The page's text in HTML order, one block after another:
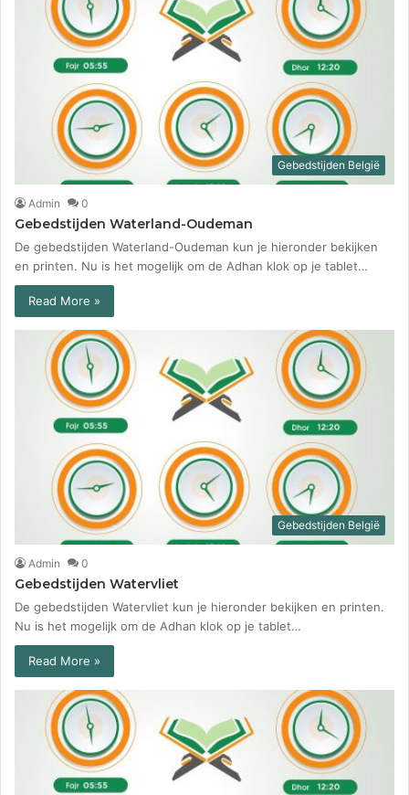
Gebedstijden België
Admin 0
Gebedstijden Waterland-Oudeman
De gebedstijden Waterland-Oudeman kun je hieronder bekijken
en printen. Nu is het mogelijk om de Adhan klok op je tablet…
Read More »
Gebedstijden België
Admin 0
Gebedstijden Watervliet
De gebedstijden Watervliet kun je hieronder bekijken en printen.
Nu is het mogelijk om de Adhan klok op je tablet…
Read More »